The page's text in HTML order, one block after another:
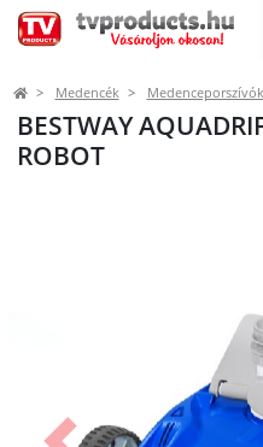
Medencék Medenceporszívók
BESTWAY
ROBOT